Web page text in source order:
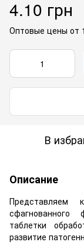
4.10 грн
Оптовые цены от
В
Описание
Представляем
таблетки
развитие